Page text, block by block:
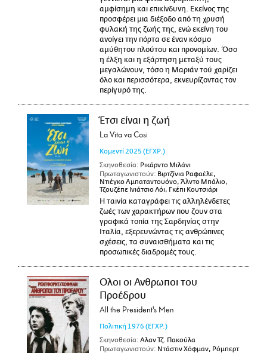
αμφίσημη και επικίνδυνη. Εκείνος της
προσφέρει μια διέξοδο από τη χρυσή
φυλακή της ζωής της, ενώ εκείνη του
ανοίγει την πόρτα σε έναν κόσμο
αμύθητου πλούτου και προνομίων. Όσο
η έλξη και η εξάρτηση μεταξύ τους
μεγαλώνουν, τόσο η Μαριάν τού χαρίζει
όλο και περισσότερα, εκνευρίζοντας τον
περίγυρό της.
Έτσι είναι η ζωή
La Vita va Cosi
Κομεντί 2025 (ΕΓΧΡ.)
Σκηνοθεσία: Ρικάρντο Μιλάνι
Πρωταγωνιστούν: Βιρτζίνια Ραφαέλε,
Ντιέγκο Αμπαταντουόνο, Άλντο Μπάλιο,
Τζουζέπε Ινιάτσιο Λόι, Γκέπι Κουτσιάρι
Η ταινία καταγράφει τις αλληλένδετες
ζωές των χαρακτήρων που ζουν στα
γραφικά τοπία της Σαρδηνίας στην
Ιταλία, εξερευνώντας τις ανθρώπινες
σχέσεις, τα συναισθήματα και τις
προσωπικές διαδρομές τους.
Ολοι οι Ανθρωποι του
Προέδρου
All the President's Men
Πολιτική1976 (ΕΓΧΡ.)
Σκηνοθεσία: Αλαν Τζ. Πακούλα
Πρωταγωνιστούν: Ντάστιν Χόφμαν, Ρόμπερτ